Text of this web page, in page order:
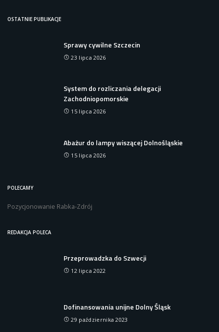
OSTATNIE PUBLIKACJE
Sprawy cywilne Szczecin
23 lipca 2026
System do rozliczania delegacji
Zachodniopomorskie
15 lipca 2026
Abażur do lampy wiszącej Dolnośląskie
15 lipca 2026
POLECAMY
Pozycjonowanie Rabka-Zdrój
REDAKCJA POLECA
Przeprowadzka do Szwecji
12 lipca 2022
Dofinansowania unijne Dolny Śląsk
29 października 2023